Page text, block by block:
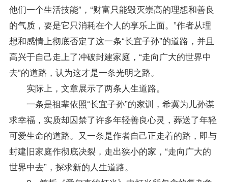
他们一个生活技能”，“财富只能毁灭崇高的理想和善良
的气质，要是它只消耗在个人的享乐上面。”作者从理
想和感情上彻底否定了这一条“长宜子孙”的道路，并且
高兴于自己走上了冲破封建家庭，“走向广大的世界中
去”的道路，认为这才是一条光明之路。
实际上，文章展示了两条人生道路。
一条是祖辈依照“长宜子孙”的家训，希冀为儿孙谋
求幸福，实质却囚禁了许多年轻善良心灵，葬送了年轻
可爱生命的道路。又一条是作者自己正走着的路，即与
封建旧家庭作彻底决裂，走出狭小的家，“走向广大的
世界中去”，探求新的人生道路。